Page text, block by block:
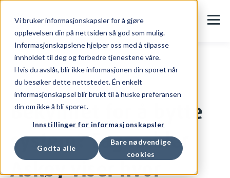
Vi bruker informasjonskapsler for å gjøre
opplevelsen din på nettsiden så god som mulig.
Informasjonskapslene hjelper oss med å tilpasse
innholdet til deg og forbedre tjenestene våre.
Hvis du avslår, blir ikke informasjonen din sporet når
du besøker dette nettstedet. Én enkelt
informasjonskapsel blir brukt til å huske preferansen
din om ikke å bli sporet.
Innstillinger for informasjonskapsler
Godta alle
Bare nødvendige
cookies
Kundehistorier
Bekymret for å bytte
system? Fagmøbler
Askøy viser hvor